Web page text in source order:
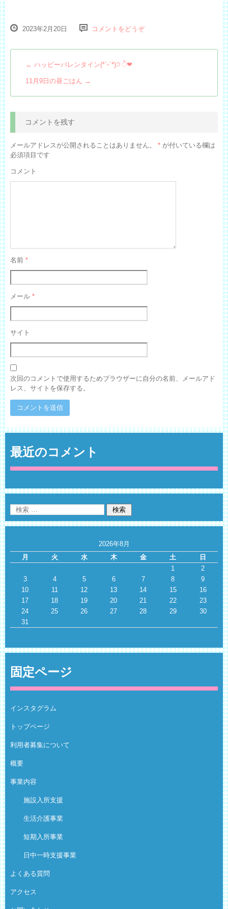
2023年2月20日 コメントをどうぞ
← ハッピーバレンタイン(*ˊᵕˋ*)੭ ੈ❤︎
11月9日の昼ごはん →
コメントを残す
メールアドレスが公開されることはありません。 * が付いている欄は
必須項目です
コメント
名前 *
メール *
サイト
次回のコメントで使用するためブラウザーに自分の名前、メールアド
レス、サイトを保存する。
最近のコメント
2026年8月
月
火 水 木 金 土
日
1
2
3
4 5 6 7 8
9
10
11 12 13 14 15
16
17
18 19 20 21 22
23
24
25 26 27 28 29
30
31
固定ページ
インスタグラム
トップページ
利用者募集について
概要
事業内容
施設入所支援
生活介護事業
短期入所事業
日中一時支援事業
よくある質問
アクセス